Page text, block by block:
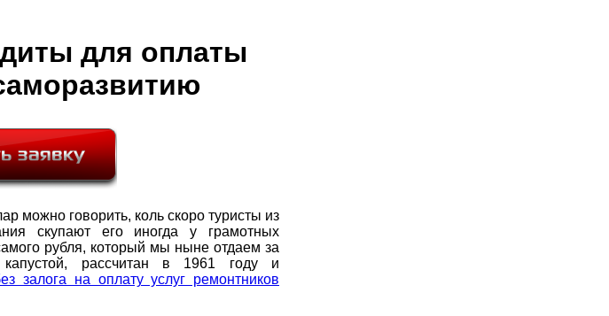
для оплаты
можно говорить, коль скоро туристы из
скупают его иногда у грамотных
рубля, который мы ныне отдаем за
рассчитан в 1961 году и
залога на оплату услуг ремонтников